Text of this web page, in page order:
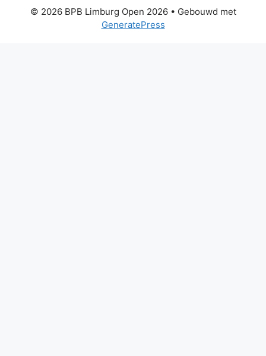
© 2026 BPB Limburg Open 2026• Gebouwd met
GeneratePress